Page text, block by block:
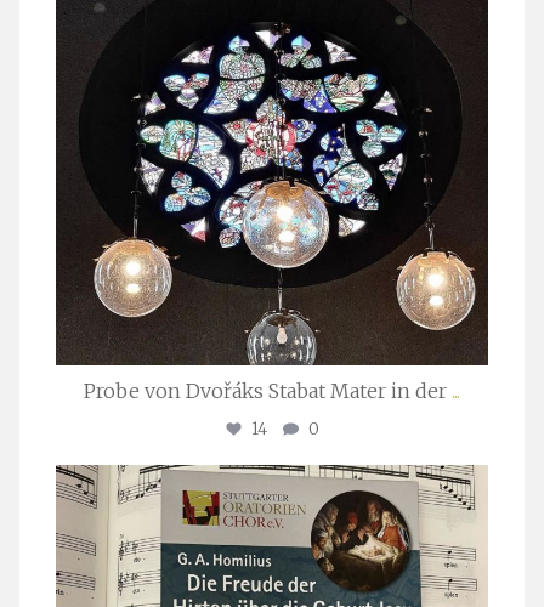
Probe von Dvořáks Stabat Mater in der ...
14 0
stuttgarter_oratorienchor
Nov. 29